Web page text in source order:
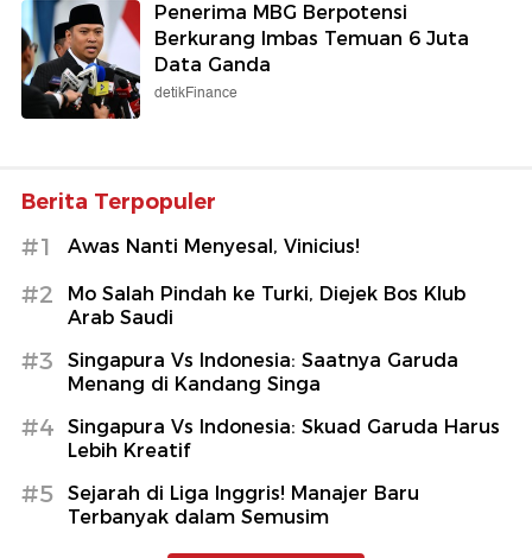
Penerima MBG Berpotensi
Berkurang Imbas Temuan 6 Juta
Data Ganda
detikFinance
Berita Terpopuler
#1 Awas Nanti Menyesal, Vinicius!
#2
Mo Salah Pindah ke Turki, Diejek Bos Klub
Arab Saudi
#3
Singapura Vs Indonesia: Saatnya Garuda
Menang di Kandang Singa
#4
Singapura Vs Indonesia: Skuad Garuda Harus
Lebih Kreatif
#5
Sejarah di Liga Inggris! Manajer Baru
Terbanyak dalam Semusim